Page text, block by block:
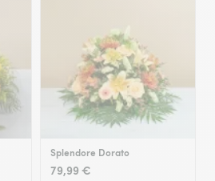
Splendore Dorato
79,99 €